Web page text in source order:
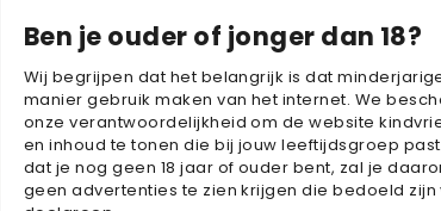
Ben je ouder of jonger dan 18?
Wij begrijpen dat het belangrijk is dat
manier gebruik maken van het internet. We
onze verantwoordelijkheid om de website
en inhoud te tonen die bij jouw leeftijdsgroep
dat je nog geen 18 jaar of ouder bent, zal je
geen advertenties te zien krijgen die bedoeld